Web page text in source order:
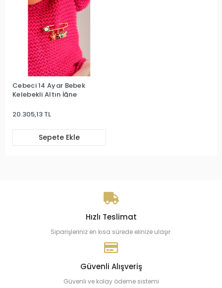
Cebeci 14 Ayar Bebek
Kelebekli Altın İğne
20.305,13 TL
Sepete Ekle
Hızlı Teslimat
Siparişleriniz en kısa sürede elinize ulaşır.
Güvenli Alışveriş
Güvenli ve kolay ödeme sistemi